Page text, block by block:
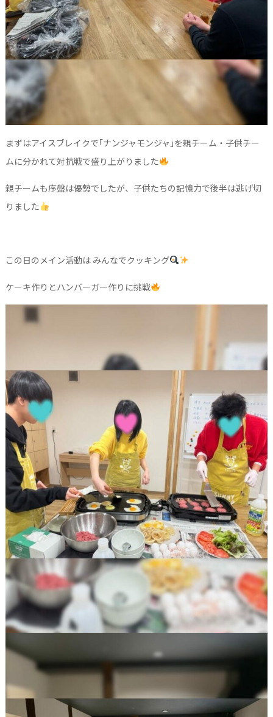
まずはアイスブレイクで｢ナンジャモンジャ｣を親チーム・子供チー
ムに分かれて対抗戦で盛り上がりました
親チームも序盤は優勢でしたが、子供たちの記憶力で後半は逃げ切
りました
この日のメイン活動は みんなでクッキング
ケーキ作りとハンバーガー作りに挑戦